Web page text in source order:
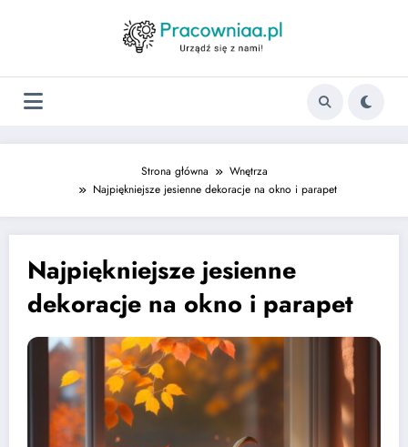
Strona główna
Wnętrza
Najpiękniejsze jesienne dekoracje na okno i parapet
Najpiękniejsze jesienne
dekoracje na okno i parapet